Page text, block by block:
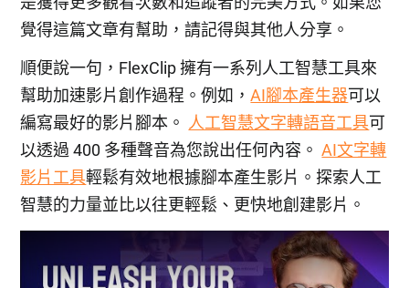
覺得這篇文章有幫助，請記得與其他人分享。
順便說一句，FlexClip 擁有一系列人工智慧工具來
幫助加速影片創作過程。例如，AI腳本產生器可以
編寫最好的影片腳本。 人工智慧文字轉語音工具可
以透過 400 多種聲音為您說出任何內容。AI文字轉
影片工具輕鬆有效地根據腳本產生影片。探索人工
智慧的力量並比以往更輕鬆、更快地創建影片。